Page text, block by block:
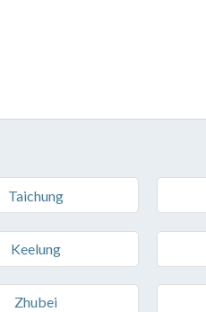
Taichung
Keelung
Zhubei